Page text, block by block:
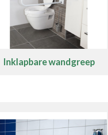
Inklapbare wandgreep